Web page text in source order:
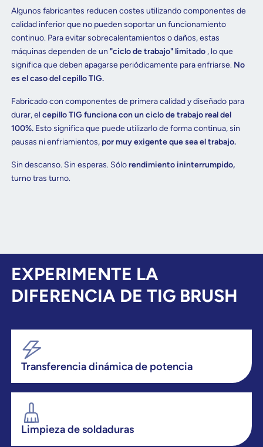
Algunos fabricantes reducen costes utilizando componentes de
calidad inferior que no pueden soportar un funcionamiento
continuo. Para evitar sobrecalentamientos o daños, estas
máquinas dependen de un"ciclo de trabajo" limitado , lo que
significa que deben apagarse periódicamente para enfriarse. No
es el caso del cepillo TIG.
Fabricado con componentes de primera calidad y diseñado para
durar, elcepillo TIG funciona con un ciclo de trabajo real del
100%. Esto significa que puede utilizarlo de forma continua, sin
pausas ni enfriamientos, por muy exigente que sea el trabajo.
Sin descanso. Sin esperas. Sólorendimiento ininterrumpido,
turno tras turno.
EXPERIMENTE LA
DIFERENCIA DE TIG BRUSH
Transferencia dinámica de potencia
Limpieza de soldaduras